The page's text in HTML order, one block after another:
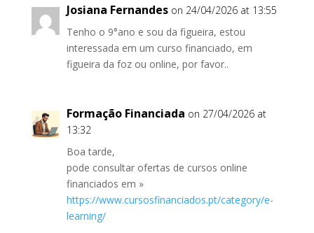
Josiana Fernandes on 24/04/2026 at 13:55
Tenho o 9°ano e sou da figueira, estou
interessada em um curso financiado, em
figueira da foz ou online, por favor..
Formação Financiada on 27/04/2026 at
13:32
Boa tarde,
pode consultar ofertas de cursos online
financiados em »
https://www.cursosfinanciados.pt/category/e-
learning/